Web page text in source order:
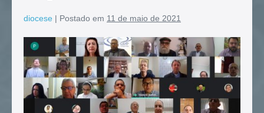
diocese | Postado em 11 de maio de 2021